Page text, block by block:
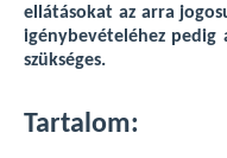
ellátásokat az arra
igénybevételéhez
szükséges.
Tartalom: